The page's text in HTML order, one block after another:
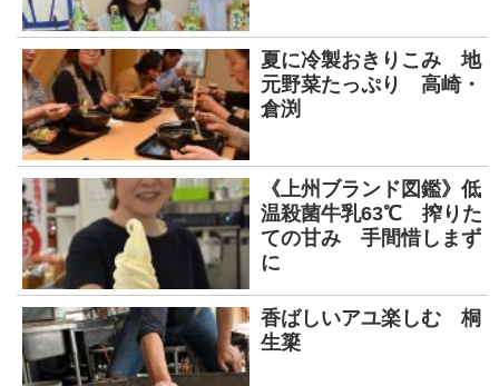
夏に冷製おきりこみ 地
元野菜たっぷり 高崎・
倉渕
《上州ブランド図鑑》低
温殺菌牛乳63℃ 搾りた
ての甘み 手間惜しまず
に
香ばしいアユ楽しむ 桐
生簗